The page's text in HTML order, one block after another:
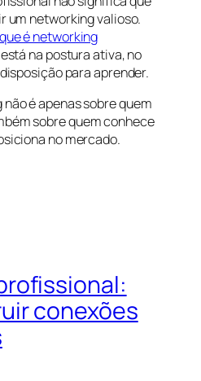
um networking valioso.
é networking
na postura ativa, no
para aprender.
é apenas sobre quem
sobre quem conhece
no mercado.
conexões